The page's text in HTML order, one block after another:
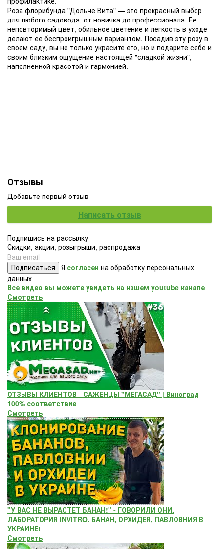
Роза флорибунда "Дольче Вита" — это прекрасный выбор
для любого садовода, от новичка до профессионала. Ее
неповторимый цвет, обильное цветение и легкость в уходе
делают ее беспроигрышным вариантом. Посадив эту розу в
своем саду, вы не только украсите его, но и подарите себе и
своим близким ощущение настоящей "сладкой жизни",
наполненной красотой и гармонией.
Отзывы
Добавьте первый отзыв
Написать отзыв
Подпишись на рассылку
Скидки, акции, розыгрыши, распродажа
Подписаться Я согласен на обработку персональных
данных
Все видео вы можете увидеть на нашем youtube канале
Смотреть
ОТЗЫВЫ КЛИЕНТОВ - САЖЕНЦЫ "МЕГАСАД" | Виноград
100% соответствие
Смотреть
"У ВАС НЕ ВЫРАСТЕТ БАНАН!" - ГОВОРИЛИ ОНИ.
ЛАБОРАТОРИЯ INVITRO. БАНАН, ОРХИДЕЯ, ПАВЛОВНИЯ В
УКРАИНЕ!
Смотреть